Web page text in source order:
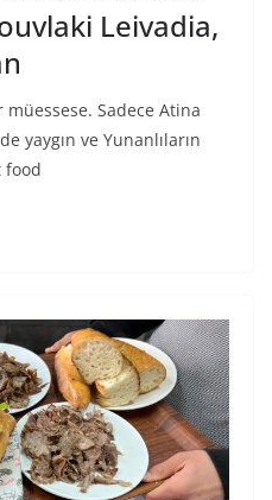
Leivadia,
Sadece Atina
yaygın ve Yunanlıların
food